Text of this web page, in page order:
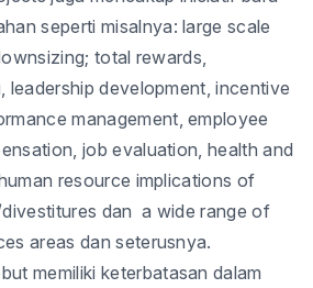
seperti misalnya: large scale
total rewards,
leadership development, incentive
management, employee
job evaluation, health and
resource implications of
dan a wide range of
areas danseterusnya.
memiliki keterbatasan dalam